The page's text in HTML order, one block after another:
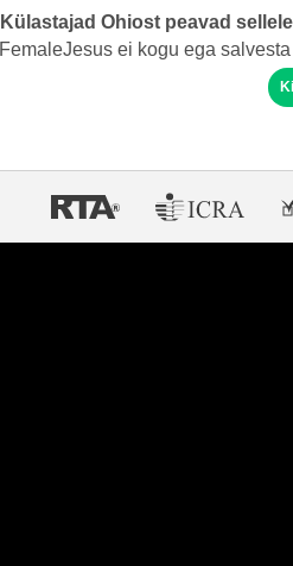
Külastajad Ohiost peavad
FemaleJesus ei kogu ega